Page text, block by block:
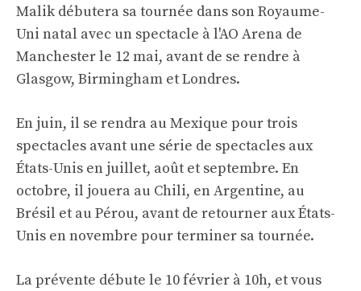
Malik débutera sa tournée dans son Royaume-
Uni natal avec un spectacle à l'AO Arena de
Manchester le 12 mai, avant de se rendre à
Glasgow, Birmingham et Londres.
En juin, il se rendra au Mexique pour trois
spectacles avant une série de spectacles aux
États-Unis en juillet, août et septembre. En
octobre, il jouera au Chili, en Argentine, au
Brésil et au Pérou, avant de retourner aux États-
Unis en novembre pour terminer sa tournée.
La prévente débute le 10 février à 10h, et vous